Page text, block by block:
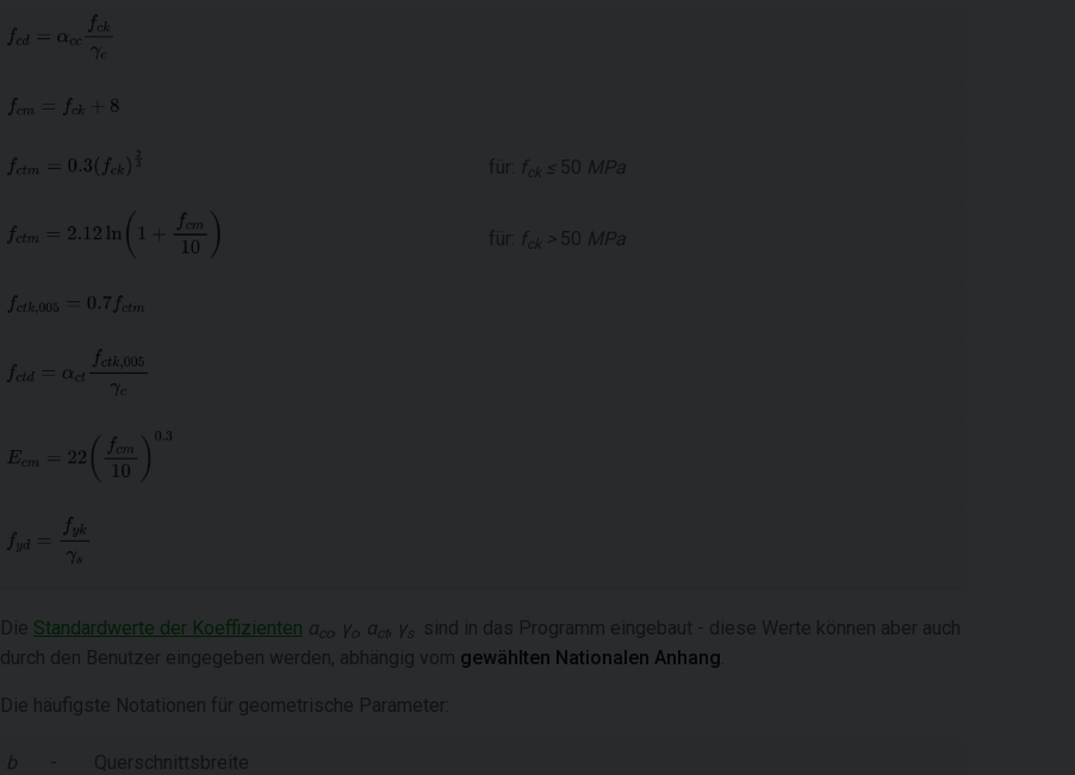
für: f ck ≤ 50 MPa
für: f ck >50 MPa
Die Standardwerte der Koeffizienten α , γ , α ct, γs
sind in das Programm eingebaut - diese Werte können aber auch
durch den Benutzer eingegeben werden, abhängig vom gewählten Nationalen Anhang
Die häufigste Notationen für geometrische Parameter:
b - Querschnittsbreite